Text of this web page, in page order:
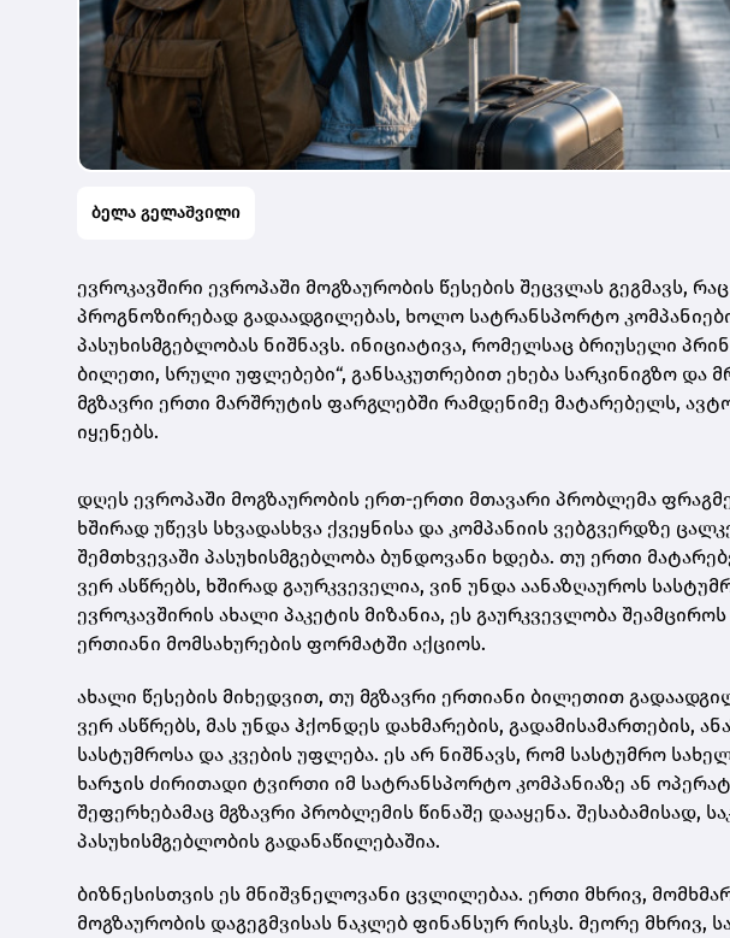
ბელა გელაშვილი
ევროკავშირი ევროპაში მოგზაურობის წესების შეცვლას გეგმავს,
პროგნოზირებად გადაადგილებას, ხოლო სატრანსპორტო
პასუხისმგებლობას ნიშნავს. ინიციატივა, რომელსაც ბრიუსელი
ბილეთი, სრული უფლებები“, განსაკუთრებით ეხება სარკინიგზო
მგზავრი ერთი მარშრუტის ფარგლებში რამდენიმე მატარებელს,
იყენებს.
დღეს ევროპაში მოგზაურობის ერთ-ერთი მთავარი პრობლემა
ხშირად უწევს სხვადასხვა ქვეყნისა და კომპანიის ვებგვერდზე
შემთხვევაში პასუხისმგებლობა ბუნდოვანი ხდება. თუ ერთი
ვერ ასწრებს, ხშირად გაურკვეველია, ვინ უნდა აანაზღაუროს
ევროკავშირის ახალი პაკეტის მიზანია, ეს გაურკვევლობა
ერთიანი მომსახურების ფორმატში აქციოს.
ახალი წესების მიხედვით, თუ მგზავრი ერთიანი ბილეთით
ვერ ასწრებს, მას უნდა ჰქონდეს დახმარების, გადამისამართების,
სასტუმროსა და კვების უფლება. ეს არ ნიშნავს, რომ სასტუმრო
ხარჯის ძირითადი ტვირთი იმ სატრანსპორტო კომპანიაზე ან
შეფერხებამაც მგზავრი პრობლემის წინაშე დააყენა. შესაბამისად,
პასუხისმგებლობის გადანაწილებაშია.
ბიზნესისთვის ეს მნიშვნელოვანი ცვლილებაა. ერთი მხრივ,
მოგზაურობის დაგეგმვისას ნაკლებ ფინანსურ რისკს. მეორე მხრივ,